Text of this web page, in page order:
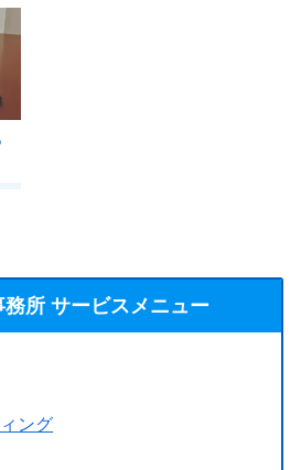
所 サービスメニュー
ング